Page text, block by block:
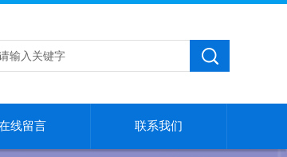
线留言 联系我们